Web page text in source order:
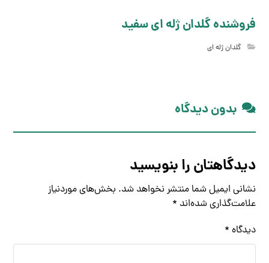
فروشنده گلدان ژله ای سفید
گلدان ژله ای
بدون دیدگاه
دیدگاهتان را بنویسید
نشانی ایمیل شما منتشر نخواهد شد. بخش‌های موردنیاز
علامت‌گذاری شده‌اند *
دیدگاه *